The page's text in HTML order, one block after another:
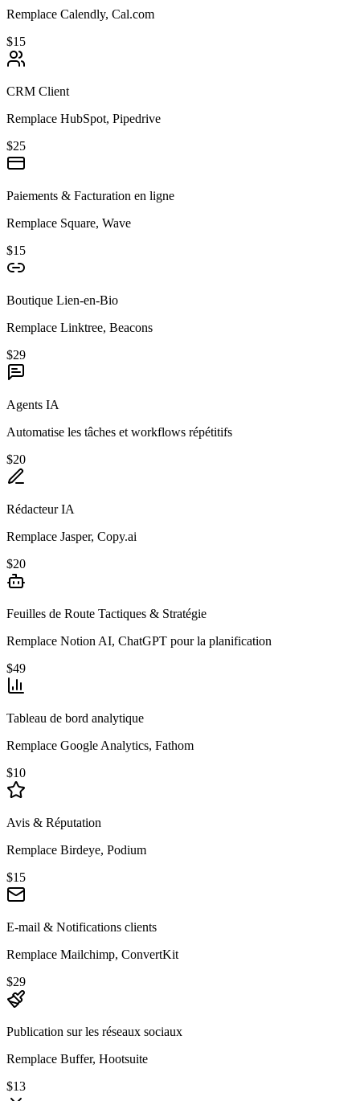
Remplace Calendly, Cal.com
$15
CRM Client
Remplace HubSpot, Pipedrive
$25
Paiements & Facturation en ligne
Remplace Square, Wave
$15
Boutique Lien-en-Bio
Remplace Linktree, Beacons
$29
Agents IA
Automatise les tâches et workflows répétitifs
$20
Rédacteur IA
Remplace Jasper, Copy.ai
$20
Feuilles de Route Tactiques & Stratégie
Remplace Notion AI, ChatGPT pour la planification
$49
Tableau de bord analytique
Remplace Google Analytics, Fathom
$10
Avis & Réputation
Remplace Birdeye, Podium
$15
E-mail & Notifications clients
Remplace Mailchimp, ConvertKit
$29
Publication sur les réseaux sociaux
Remplace Buffer, Hootsuite
$13